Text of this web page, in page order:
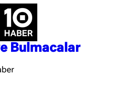
Bulmacalar